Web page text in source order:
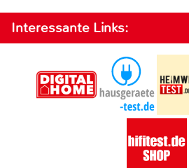
Interessante Links: